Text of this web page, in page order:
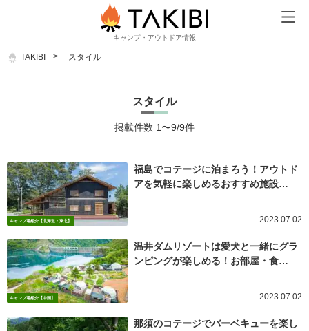
キャンプ・アウトドア情報
TAKIBI スタイル
スタイル
掲載件数 1〜9/9件
キャンプ場紹介【北海道・東北】
福島でコテージに泊まろう！アウトド
アを気軽に楽しめるおすすめ施設…
2023.07.02
キャンプ場紹介【中国】
温井ダムリゾートは愛犬と一緒にグラ
ンピングが楽しめる！お部屋・食…
2023.07.02
那須のコテージでバーベキューを楽し